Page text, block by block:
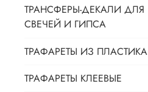
ТРАНСФЕРЫ-ДЕКАЛИ ДЛЯ
СВЕЧЕЙ И ГИПСА
ТРАФАРЕТЫ ИЗ ПЛАСТИКА
ТРАФАРЕТЫ КЛЕЕВЫЕ